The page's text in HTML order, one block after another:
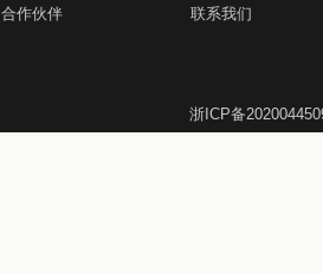
合作伙伴
联系我们
浙ICP备